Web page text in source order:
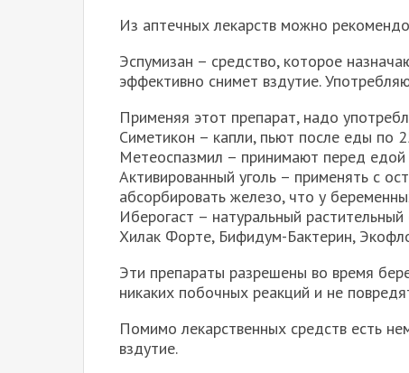
Из аптечных лекарств можно
Эспумизан – средство, которое
эффективно снимет вздутие.
Применяя этот препарат, надо
Симетикон – капли, пьют после еды по
Метеоспазмил – принимают перед
Активированный уголь – применять с
абсорбировать железо, что у
Иберогаст – натуральный растительный
Хилак Форте, Бифидум-Бактерин,
Эти препараты разрешены во время
никаких побочных реакций и не
Помимо лекарственных средств есть
вздутие.